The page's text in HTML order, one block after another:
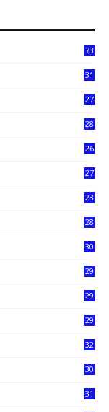
73
31
27
28
26
27
23
28
30
29
29
29
32
30
31